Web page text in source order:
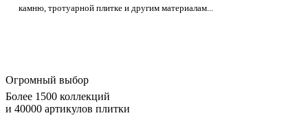
камню, тротуарной плитке и другим материалам...
Огромный выбор
Более 1500 коллекций
и 40000 артикулов плитки